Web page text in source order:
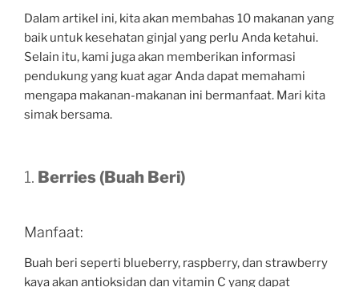
Dalam artikel ini, kita akan membahas 10 makanan yang
baik untuk kesehatan ginjal yang perlu Anda ketahui.
Selain itu, kami juga akan memberikan informasi
pendukung yang kuat agar Anda dapat memahami
mengapa makanan-makanan ini bermanfaat. Mari kita
simak bersama.
1. Berries (Buah Beri)
Manfaat:
Buah beri seperti blueberry, raspberry, dan strawberry
kaya akan antioksidan dan vitamin C yang dapat